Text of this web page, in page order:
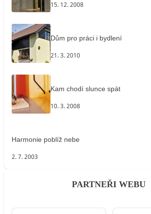
15. 12. 2008
Dům pro práci i bydlení
21. 3. 2010
Kam chodí slunce spát
10. 3. 2008
Harmonie poblíž nebe
2. 7. 2003
PARTNEŘI WEBU